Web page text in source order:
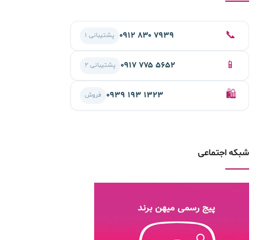
📞 ۰۹۱۲ ۸۳۰ ۷۹۳۹ پشتیبانی ۱
📱 ۰۹۱۷ ۷۷۵ ۵۶۵۲ پشتیبانی ۲
🛍️ ۰۹۳۹ ۱۹۳ ۱۳۲۳ فروش
شبکه اجتماعی